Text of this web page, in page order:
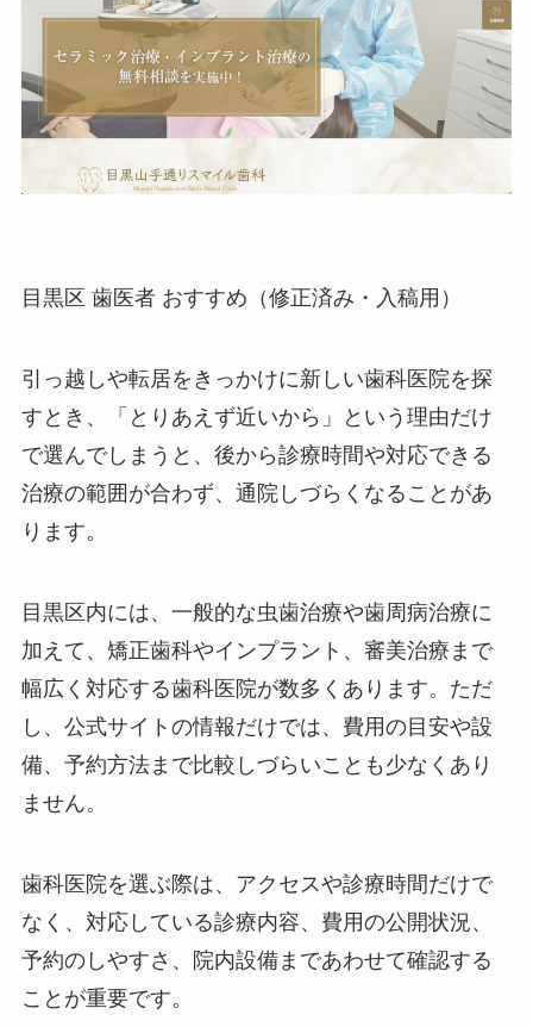
目黒区 歯医者 おすすめ（修正済み・入稿用）
引っ越しや転居をきっかけに新しい歯科医院を探
すとき、「とりあえず近いから」という理由だけ
で選んでしまうと、後から診療時間や対応できる
治療の範囲が合わず、通院しづらくなることがあ
ります。
目黒区内には、一般的な虫歯治療や歯周病治療に
加えて、矯正歯科やインプラント、審美治療まで
幅広く対応する歯科医院が数多くあります。ただ
し、公式サイトの情報だけでは、費用の目安や設
備、予約方法まで比較しづらいことも少なくあり
ません。
歯科医院を選ぶ際は、アクセスや診療時間だけで
なく、対応している診療内容、費用の公開状況、
予約のしやすさ、院内設備まであわせて確認する
ことが重要です。